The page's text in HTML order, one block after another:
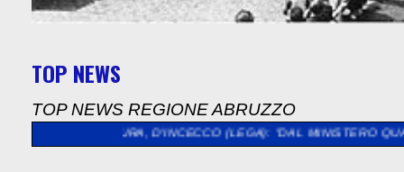
TOP NEWS
TOP NEWS REGIONE ABRUZZO
D'INCECCO (LEGA): "DAL MINISTERO QUASI 5 MILIONI DI